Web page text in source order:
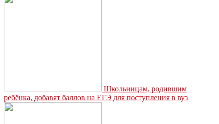
Школьницам, родившим
ребёнка, добавят баллов на ЕГЭ для поступления в вуз